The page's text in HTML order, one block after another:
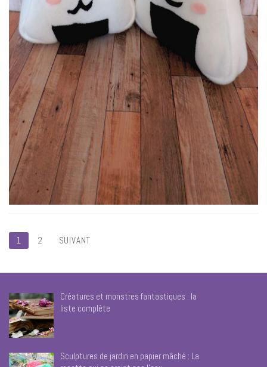
Pagination
publications
1 2 SUIVANT
Créatures et monstres fantastiques : la
liste complète
Sculptures de jardin en papier mâché : La